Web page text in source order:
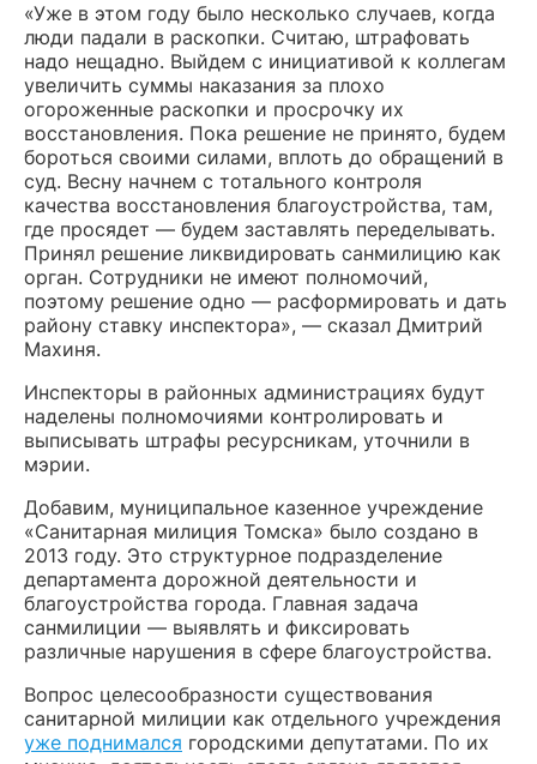
«Уже в этом году было несколько случаев, когда
люди падали в раскопки. Считаю, штрафовать
надо нещадно. Выйдем с инициативой к коллегам
увеличить суммы наказания за плохо
огороженные раскопки и просрочку их
восстановления. Пока решение не принято, будем
бороться своими силами, вплоть до обращений в
суд. Весну начнем с тотального контроля
качества восстановления благоустройства, там,
где просядет — будем заставлять переделывать.
Принял решение ликвидировать санмилицию как
орган. Сотрудники не имеют полномочий,
поэтому решение одно — расформировать и дать
району ставку инспектора», — сказал Дмитрий
Махиня.
Инспекторы в районных администрациях будут
наделены полномочиями контролировать и
выписывать штрафы ресурсникам, уточнили в
мэрии.
Добавим, муниципальное казенное учреждение
«Санитарная милиция Томска» было создано в
2013 году. Это структурное подразделение
департамента дорожной деятельности и
благоустройства города. Главная задача
санмилиции — выявлять и фиксировать
различные нарушения в сфере благоустройства.
Вопрос целесообразности существования
санитарной милиции как отдельного учреждения
уже поднимался городскими депутатами. По их